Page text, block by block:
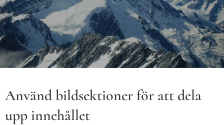
Använd bildsektioner för att dela
upp innehållet